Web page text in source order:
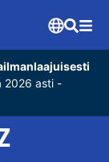
2026 asti -